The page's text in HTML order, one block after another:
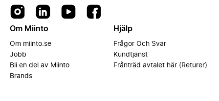
Om Miinto
Om miinto.se
Jobb
Bli en del av Miinto
Brands
Hjälp
Frågor Och Svar
Kundtjänst
Frånträd avtalet här (Returer)